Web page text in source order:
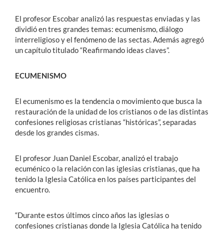
El profesor Escobar analizó las respuestas enviadas y las
dividió en tres grandes temas: ecumenismo, diálogo
interreligioso y el fenómeno de las sectas. Además agregó
un capítulo titulado “Reafirmando ideas claves”.
ECUMENISMO
El ecumenismo es la tendencia o movimiento que busca la
restauración de la unidad de los cristianos o de las distintas
confesiones religiosas cristianas “históricas”, separadas
desde los grandes cismas.
El profesor Juan Daniel Escobar, analizó el trabajo
ecuménico o la relación con las iglesias cristianas, que ha
tenido la Iglesia Católica en los países participantes del
encuentro.
“Durante estos últimos cinco años las iglesias o
confesiones cristianas donde la Iglesia Católica ha tenido